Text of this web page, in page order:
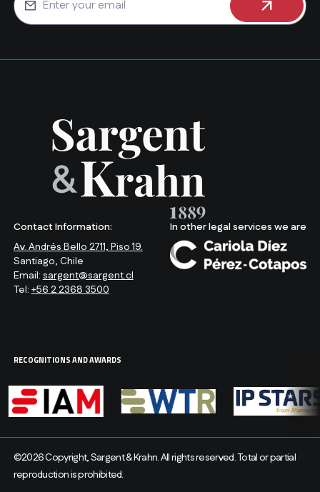
Contact Information:
Av. Andrés Bello 2711, Piso 19.
Santiago, Chile
Email:sargent@sargent.cl
Tel:+56 2 2368 3500
In other legal services we are
RECOGNITIONS AND AWARDS
©2026 Copyright, Sargent & Krahn. All rights reserved. Total or partial
reproduction is prohibited.